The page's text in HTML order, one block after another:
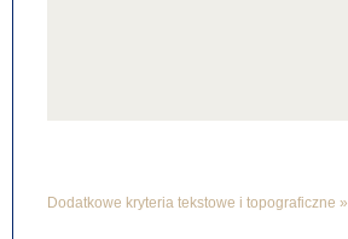
Dodatkowe kryteria tekstowe i topograficzne »